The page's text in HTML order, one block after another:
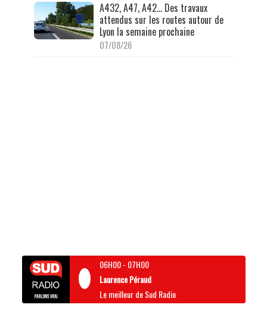
A432, A47, A42… Des travaux
attendus sur les routes autour de
Lyon la semaine prochaine
07/08/26
06H00- 07H00
Laurence Péraud
Le meilleur de Sud Radio